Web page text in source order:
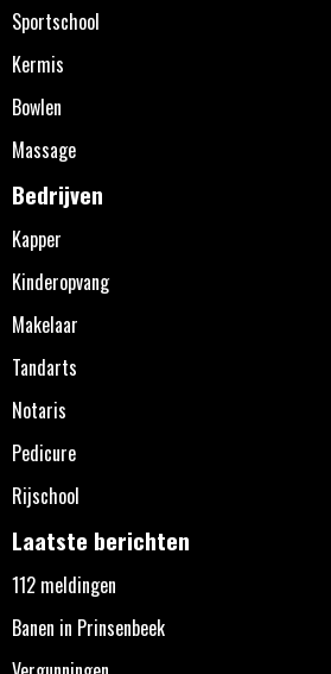
Sportschool
Kermis
Bowlen
Massage
Bedrijven
Kapper
Kinderopvang
Makelaar
Tandarts
Notaris
Pedicure
Rijschool
Laatste berichten
112 meldingen
Banen in Prinsenbeek